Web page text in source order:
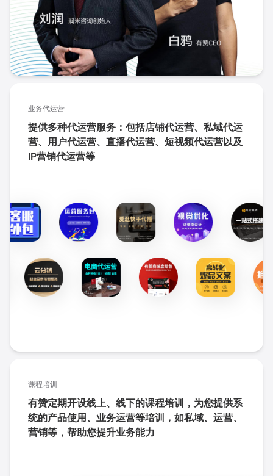
业务代运营
提供多种代运营服务：包括店铺代运营、私域代运
营、用户代运营、直播代运营、短视频代运营以及
IP营销代运营等
课程培训
有赞定期开设线上、线下的课程培训，为您提供系
统的产品使用、业务运营等培训，如私域、运营、
营销等，帮助您提升业务能力